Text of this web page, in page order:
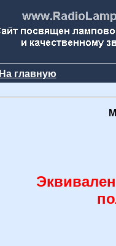
На главную